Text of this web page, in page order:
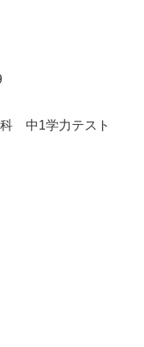
中1学力テスト